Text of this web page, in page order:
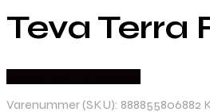
Teva Terra
Varenummer (SKU): 888855806882